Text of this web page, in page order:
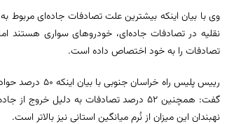
وی با بیان اینکه بیشترین علت تصادفات جاده‌ای
تصادفات را به خود اختصاص داده است.
رییس پلیس
گفت: همچنین ۵۲ درصد تصادفات به دلیل
نهبندان این میزان از نُرم میانگین استانی نیز بالاتر است.